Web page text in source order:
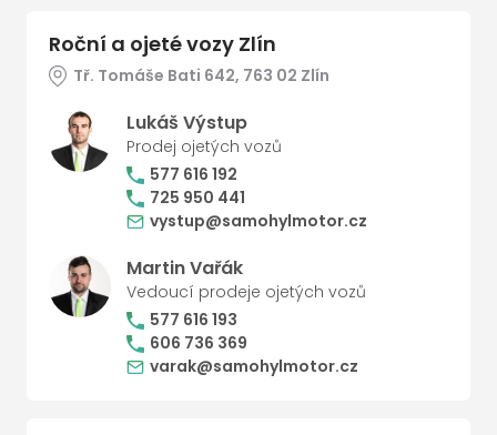
Roční a ojeté vozy Zlín
Tř. Tomáše Bati 642, 763 02 Zlín
Lukáš Výstup
Prodej ojetých vozů
577 616 192
725 950 441
vystup@samohylmotor.cz
Martin Vařák
Vedoucí prodeje ojetých vozů
577 616 193
606 736 369
varak@samohylmotor.cz